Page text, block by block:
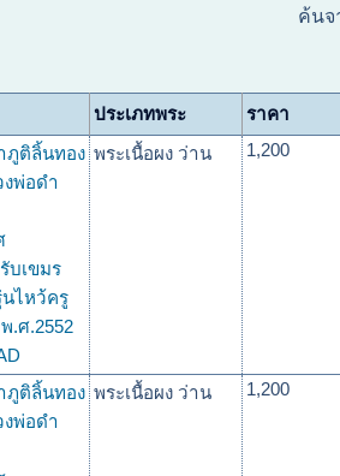
ค้นจ
ประเภทพระ ราคา
ภูติลิ้นทอง
พ่อดำ
บเขมร
ไหว้ครู
.ศ.2552
พระเนื้อผง ว่าน 1,200
ภูติลิ้นทอง
พ่อดำ
พระเนื้อผง ว่าน 1,200